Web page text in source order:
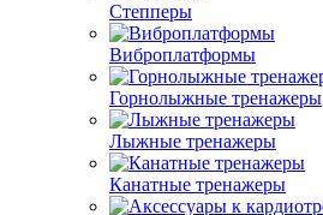
Степперы
Виброплатформы
Горнолыжные тренажеры
Лыжные тренажеры
Канатные тренажеры